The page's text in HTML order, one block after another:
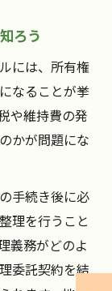
ろう
には、所有権
なることが挙
や維持費の発
かが問題にな
手続き後に必
理を行うこと
義務がどのよ
委託契約を結